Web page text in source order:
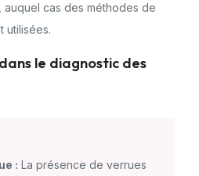
cas des méthodes de
utilisées.
le diagnostic des
: La présence de verrues